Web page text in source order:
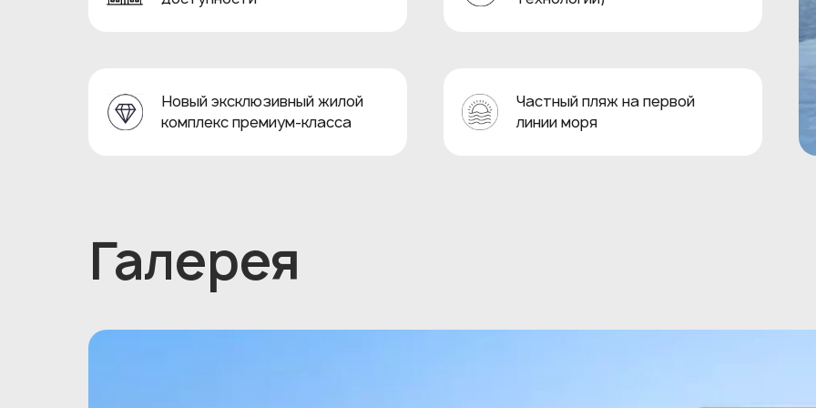
Новый эксклюзивный жилой
комплекс премиум-класса
Частный пляж на первой
линии моря
Галерея